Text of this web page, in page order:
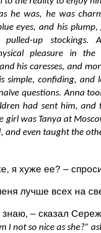
he was, he was
eyes, and his
up stockings.
pleasure in the
his caresses, and
simple, confiding, and
questions. Anna
had sent him,
girl was Tanya at
and even taught the
я хуже ее? –
лучше всех на
знаю, – сказал
I not so nice as she?”